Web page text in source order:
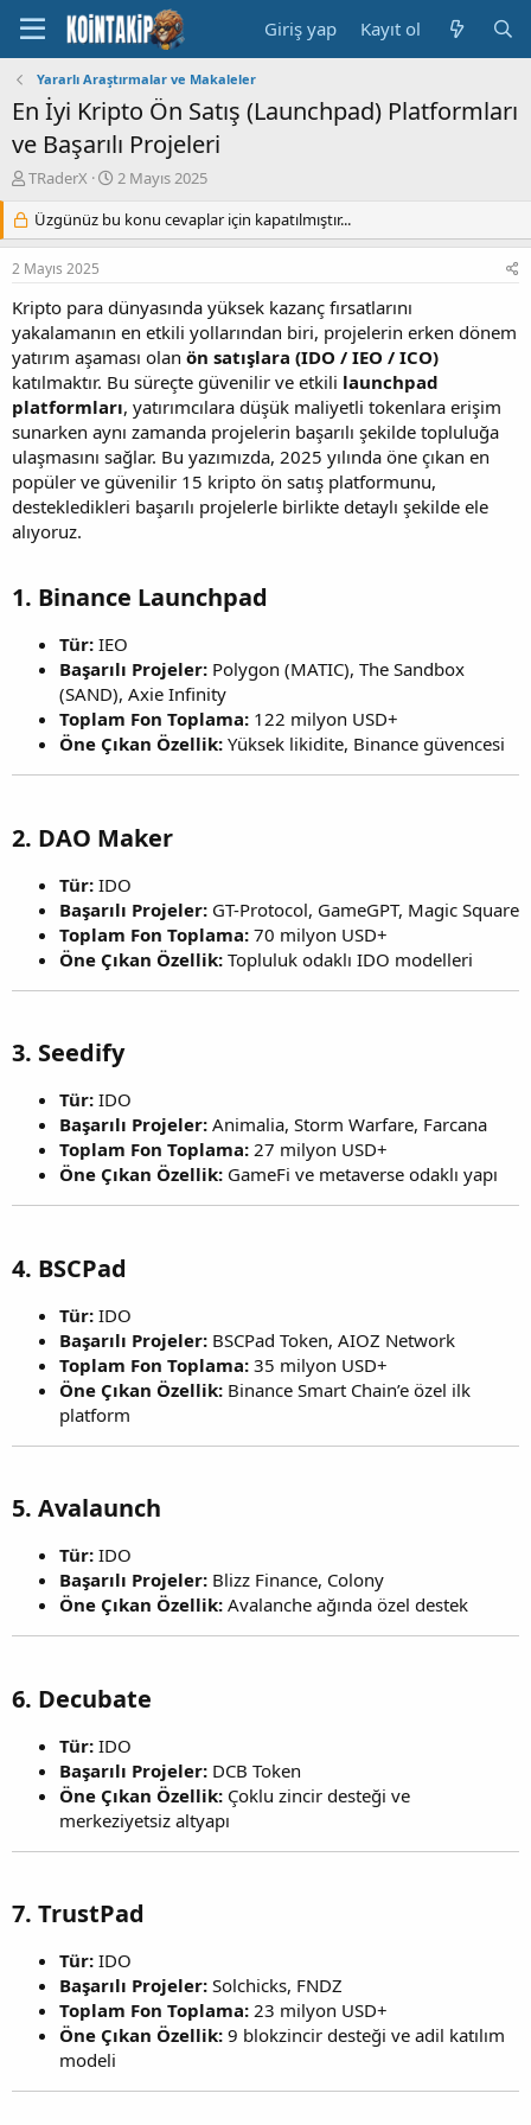
Giriş yap Kayıt ol
Yararlı Araştırmalar ve Makaleler
En İyi Kripto Ön Satış (Launchpad) Platformları
ve Başarılı Projeleri
K
n
u
y
B
a
ş
l
a
t
a
n
TRaderX
B
ş
l
g
t
a
r
i
h
i
2 Mayıs 2025
Üzgünüz bu konu cevaplar için kapatılmıştır...
2 Mayıs 2025
Kripto para dünyasında yüksek kazanç fırsatlarını
yakalamanın en etkili yollarından biri, projelerin erken dönem
yatırım aşaması olan ön satışlara (IDO / IEO / ICO)
katılmaktır. Bu süreçte güvenilir ve etkili launchpad
platformları, yatırımcılara düşük maliyetli tokenlara erişim
sunarken aynı zamanda projelerin başarılı şekilde topluluğa
ulaşmasını sağlar. Bu yazımızda, 2025 yılında öne çıkan en
popüler ve güvenilir 15 kripto ön satış platformunu,
destekledikleri başarılı projelerle birlikte detaylı şekilde ele
alıyoruz.
1. Binance Launchpad
Tür: IEO
Başarılı Projeler: Polygon (MATIC), The Sandbox
(SAND), Axie Infinity
Toplam Fon Toplama: 122 milyon USD+
Öne Çıkan Özellik: Yüksek likidite, Binance güvencesi
2. DAO Maker
Tür: IDO
Başarılı Projeler: GT-Protocol, GameGPT, Magic Square
Toplam Fon Toplama: 70 milyon USD+
Öne Çıkan Özellik: Topluluk odaklı IDO modelleri
3. Seedify
Tür: IDO
Başarılı Projeler: Animalia, Storm Warfare, Farcana
Toplam Fon Toplama: 27 milyon USD+
Öne Çıkan Özellik: GameFi ve metaverse odaklı yapı
4. BSCPad
Tür: IDO
Başarılı Projeler: BSCPad Token, AIOZ Network
Toplam Fon Toplama: 35 milyon USD+
Öne Çıkan Özellik: Binance Smart Chain’e özel ilk
platform
5. Avalaunch
Tür: IDO
Başarılı Projeler: Blizz Finance, Colony
Öne Çıkan Özellik: Avalanche ağında özel destek
6. Decubate
Tür: IDO
Başarılı Projeler: DCB Token
Öne Çıkan Özellik: Çoklu zincir desteği ve
merkeziyetsiz altyapı
7. TrustPad
Tür: IDO
Başarılı Projeler: Solchicks, FNDZ
Toplam Fon Toplama: 23 milyon USD+
Öne Çıkan Özellik: 9 blokzincir desteği ve adil katılım
modeli